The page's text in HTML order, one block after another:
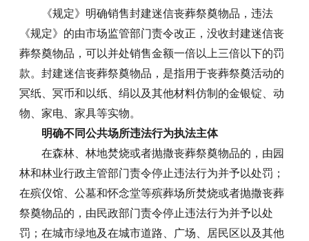
《规定》明确销售封建迷信丧葬祭奠物品，违法
《规定》的由市场监管部门责令改正，没收封建迷信丧
葬祭奠物品，可以并处销售金额一倍以上三倍以下的罚
款。封建迷信丧葬祭奠物品，是指用于丧葬祭奠活动的
冥纸、冥币和以纸、绢以及其他材料仿制的金银锭、动
物、家电、家具等实物。
明确不同公共场所违法行为执法主体
在森林、林地焚烧或者抛撒丧葬祭奠物品的，由园
林和林业行政主管部门责令停止违法行为并予以处罚；
在殡仪馆、公墓和怀念堂等殡葬场所焚烧或者抛撒丧葬
祭奠物品的，由民政部门责令停止违法行为并予以处
罚；在城市绿地及在城市道路、广场、居民区以及其他